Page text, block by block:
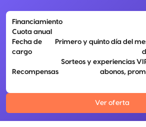
Financiamiento
Cuota anual
Fecha de
cargo
Primero y quinto día del
Recompensas
Sorteos y experiencias
abonos,
Ver oferta